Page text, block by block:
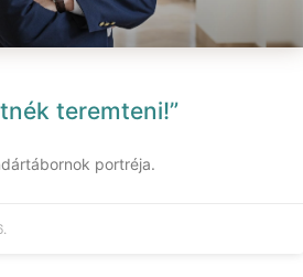
teremteni!”
portréja.